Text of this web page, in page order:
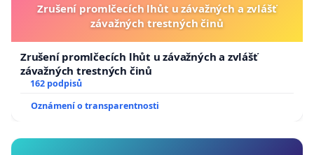
Zrušení promlčecích lhůt u závažných a zvlášť
závažných trestných činů
Zrušení promlčecích lhůt u závažných a zvlášť
závažných trestných činů
162 podpisů
Oznámení o transparentnosti